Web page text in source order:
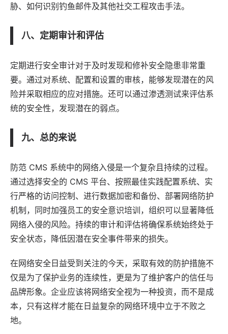
胁、如何识别钓鱼邮件及其他社交工程攻击手法。
八、定期审计和评估
定期进行安全审计对于及时发现和修补安全隐患非常重
要。通过对系统、配置和设置的审核，能够发现潜在的风
险并采取相应的应对措施。还可以通过渗透测试来评估系
统的安全性，发现潜在的弱点。
九、总的来说
防范 CMS 系统中的网络入侵是一个复杂且持续的过程。
通过选择安全的 CMS 平台、按照最佳实践配置系统、实
行严格的访问控制、进行数据加密和备份、部署网络防护
机制，同时加强员工的安全意识培训，组织可以显著降低
网络入侵的风险。持续的审计和评估将确保系统始终处于
安全状态，降低因潜在安全事件带来的损失。
在网络安全日益受到关注的今天，采取有效的防护措施不
仅是为了保护业务的连续性，更是为了维护客户的信任与
品牌形象。企业应该将网络安全视为一种投资，而不是成
本，只有这样才能在日益复杂的网络环境中立于不败之
地。